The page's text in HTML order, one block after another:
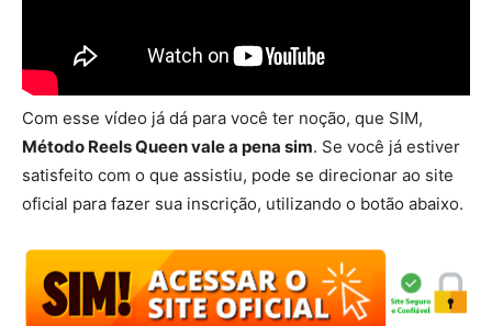
Com esse vídeo já dá para você ter noção, que SIM,
Método Reels Queen vale a pena sim. Se você já estiver
satisfeito com o que assistiu, pode se direcionar ao site
oficial para fazer sua inscrição, utilizando o botão abaixo.